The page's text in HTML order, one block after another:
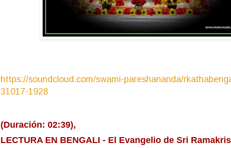
https://soundcloud.com/swami-pareshananda/
31017-1928
(Duración: 02:39),
LECTURA EN BENGALI - El Evangelio de Sri